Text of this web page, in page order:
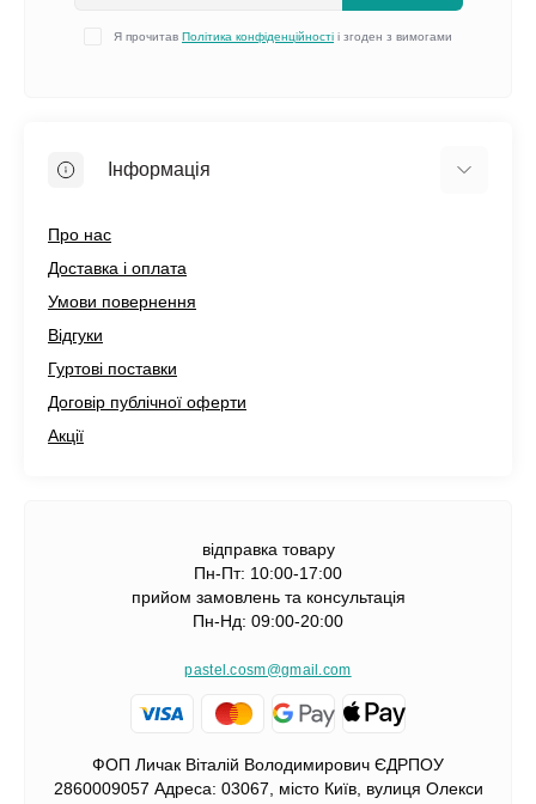
Я прочитав Політика конфіденційності і згоден з вимогами
Інформація
Про нас
Доставка і оплата
Умови повернення
Відгуки
Гуртові поставки
Договір публічної оферти
Акції
відправка товару
Пн-Пт: 10:00-17:00
прийом замовлень та консультація
Пн-Нд: 09:00-20:00
pastel.cosm@gmail.com
ФОП Личак Віталій Володимирович ЄДРПОУ
2860009057 Адреса: 03067, місто Київ, вулиця Олекси